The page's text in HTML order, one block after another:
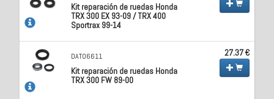
Kit reparación de ruedas Honda
TRX 300 EX 93-09 / TRX 400
Sportrax 99-14
DAT06611
Kit reparación de ruedas Honda
TRX 300 FW 89-00
27.37 €